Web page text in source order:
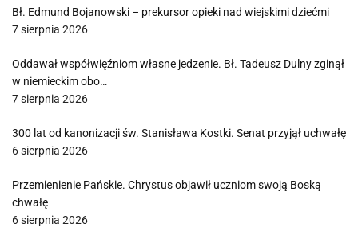
Bł. Edmund Bojanowski – prekursor opieki nad wiejskimi dziećmi
7 sierpnia 2026
Oddawał współwięźniom własne jedzenie. Bł. Tadeusz Dulny zginął
w niemieckim obo…
7 sierpnia 2026
300 lat od kanonizacji św. Stanisława Kostki. Senat przyjął uchwałę
6 sierpnia 2026
Przemienienie Pańskie. Chrystus objawił uczniom swoją Boską
chwałę
6 sierpnia 2026